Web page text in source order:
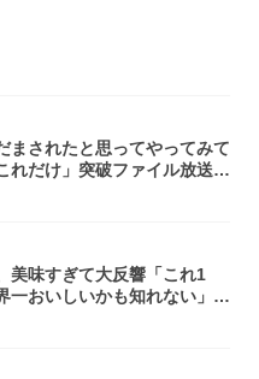
まされたと思ってやってみて
れだけ」突破ファイル放送で
美味すぎて大反響「これ1
一おいしいかも知れない」